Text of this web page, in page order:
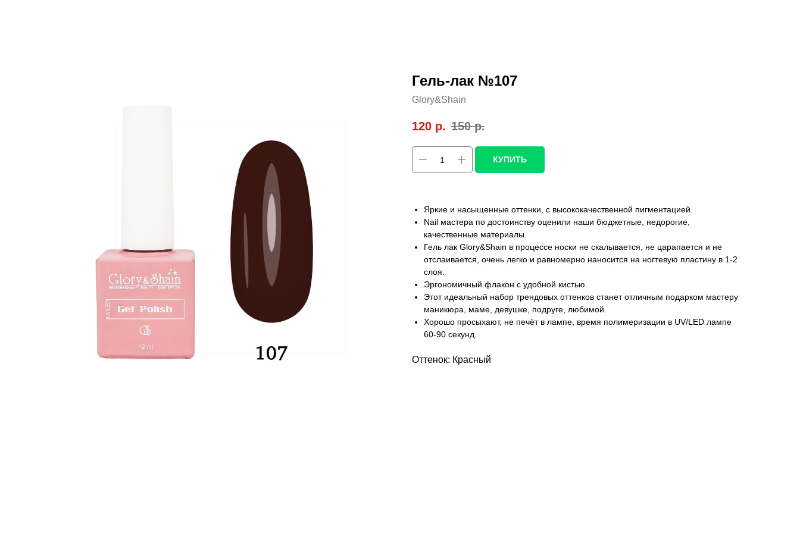
Гель-лак №107
Glory&Shain
120 р. 150 р.
КУПИТЬ
Яркие и насыщенные оттенки, с высококачественной пигментацией.
Nail мастера по достоинству оценили наши бюджетные, недорогие,
качественные материалы.
Гель лак Glory&Shain в процессе носки не скалывается, не царапается и не
отслаивается, очень легко и равномерно наносится на ногтевую пластину в 1-2
слоя.
Эргономичный флакон с удобной кистью.
Этот идеальный набор трендовых оттенков станет отличным подарком мастеру
маникюра, маме, девушке, подруге, любимой.
Хорошо просыхают, не печёт в лампе, время полимеризации в UV/LED лампе
60-90 секунд.
Оттенок: Красный